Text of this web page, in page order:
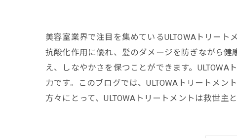
美容室業界で注目を集めているULTOWAトリー
抗酸化作用に優れ、髪のダメージを防ぎながら
え、しなやかさを保つことができます。
力です。このブログでは、ULTOWAトリートメ
方々にとって、ULTOWAトリートメントは救世主